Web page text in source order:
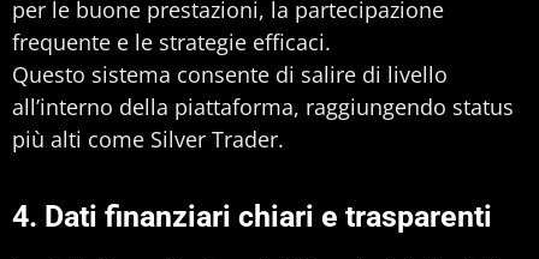
per le buone prestazioni, la partecipazione
frequente e le strategie efficaci.
Questo sistema consente di salire di livello
all’interno della piattaforma, raggiungendo status
più alti come Silver Trader.
4. Dati finanziari chiari e trasparenti